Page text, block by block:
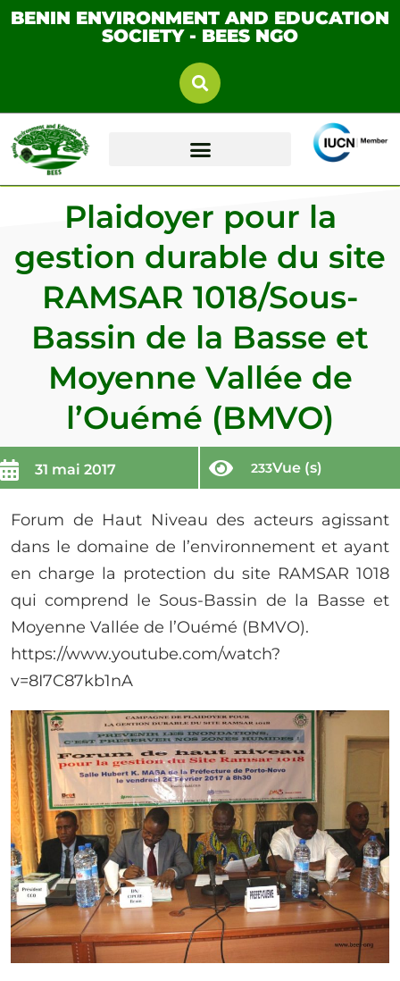
BENIN ENVIRONMENT AND EDUCATION
SOCIETY - BEES NGO
Plaidoyer pour la
gestion durable du site
RAMSAR 1018/Sous-
Bassin de la Basse et
Moyenne Vallée de
l’Ouémé (BMVO)
31 mai 2017 233Vue (s)
Forum de Haut Niveau des acteurs agissant
dans le domaine de l’environnement et ayant
en charge la protection du site RAMSAR 1018
qui comprend le Sous-Bassin de la Basse et
Moyenne Vallée de l’Ouémé (BMVO).
https://www.youtube.com/watch?
v=8I7C87kb1nA